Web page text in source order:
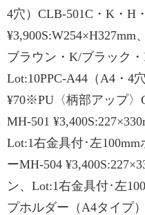
4穴）CLB-501C・K・H
¥3,900S:W254×H327mm
ブラウン・K/ブラック
Lot:10PPC-A44（A4・4
¥70※PU〈柄部アップ
MH-501
Lot:1右金具付･左
ーMH-504
ン、Lot:1右金具付･左
プホルダー（A4タイプ